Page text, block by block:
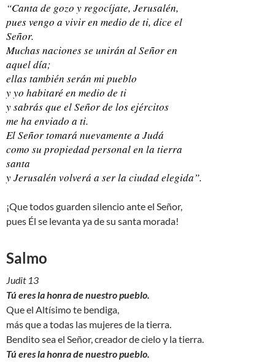
“Canta de gozo y regocíjate, Jerusalén,
pues vengo a vivir en medio de ti, dice el
Señor.
Muchas naciones se unirán al Señor en
aquel día;
ellas también serán mi pueblo
y yo habitaré en medio de ti
y sabrás que el Señor de los ejércitos
me ha enviado a ti.
El Señor tomará nuevamente a Judá
como su propiedad personal en la tierra
santa
y Jerusalén volverá a ser la ciudad elegida”.
¡Que todos guarden silencio ante el Señor,
pues Él se levanta ya de su santa morada!
Salmo
Judit 13
Tú eres la honra de nuestro pueblo.
Que el Altísimo te bendiga,
más que a todas las mujeres de la tierra.
Bendito sea el Señor, creador de cielo y la tierra.
Tú eres la honra de nuestro pueblo.